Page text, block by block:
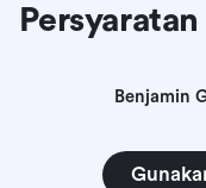
Benjamin